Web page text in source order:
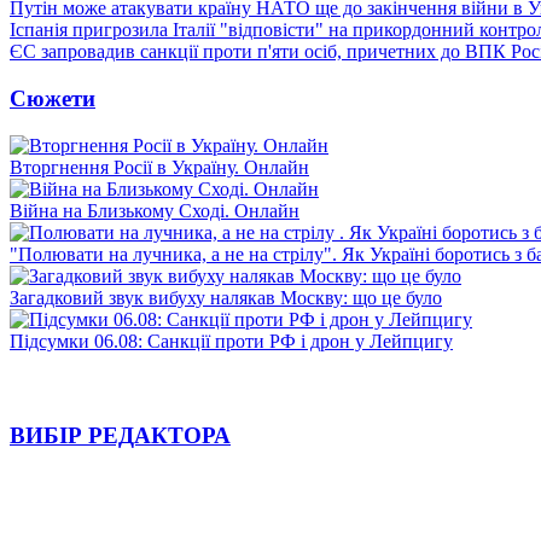
Путін може атакувати країну НАТО ще до закінчення війни в
Іспанія пригрозила Італії "відповісти" на прикордонний
ЄС запровадив санкції проти п'яти осіб, причетних до ВПК
Сюжети
Вторгнення Росії в Україну. Онлайн
Війна на Близькому Сході. Онлайн
"Полювати на лучника, а не на стрілу". Як Україні боротись з
Загадковий звук вибуху налякав Москву: що це було
Підсумки 06.08: Санкції проти РФ і дрон у Лейпцигу
ВИБІР РЕДАКТОРА